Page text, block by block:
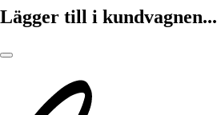
Lägger till i kundvagnen...